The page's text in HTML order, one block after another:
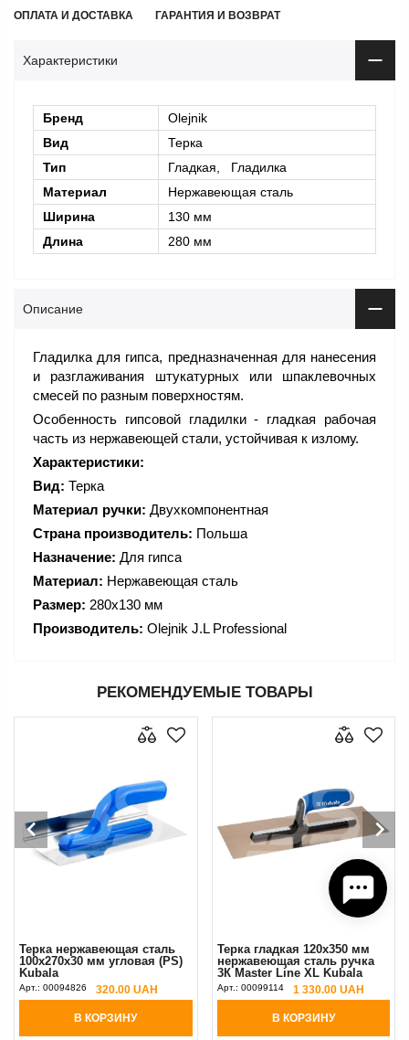
ОПЛАТА И ДОСТАВКА ГАРАНТИЯ И ВОЗВРАТ
Характеристики
Бренд
Olejnik
Вид
Терка
Тип
Гладкая, Гладилка
Материал
Нержавеющая сталь
Ширина
130 мм
Длина
280 мм
Описание
Гладилка для гипса, предназначенная для нанесения
и разглаживания штукатурных или шпаклевочных
смесей по разным поверхностям.
Особенность гипсовой гладилки - гладкая рабочая
часть из нержавеющей стали, устойчивая к излому.
Характеристики:
Вид: Терка
Материал ручки: Двухкомпонентная
Страна производитель: Польша
Назначение: Для гипса
Материал: Нержавеющая сталь
Размер: 280х130 мм
Производитель: Olejnik J.L Professional
РЕКОМЕНДУЕМЫЕ ТОВАРЫ
Терка нержавеющая сталь
100х270х30 мм угловая (РS)
Kubala
Арт.: 00094826 320.00 UAH
В КОРЗИНУ
Терка гладкая 120x350 мм
нержавеющая сталь ручка
3К Master Line XL Kubala
Gold
Арт.: 00099114 1 330.00 UAH
В КОРЗИНУ